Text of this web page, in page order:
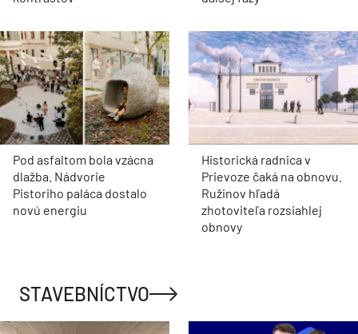
Pod asfaltom bola vzácna
dlažba. Nádvorie
Pistoriho paláca dostalo
novú energiu
Historická radnica v
Prievoze čaká na obnovu.
Ružinov hľadá
zhotoviteľa rozsiahlej
obnovy
STAVEBNÍCTVO